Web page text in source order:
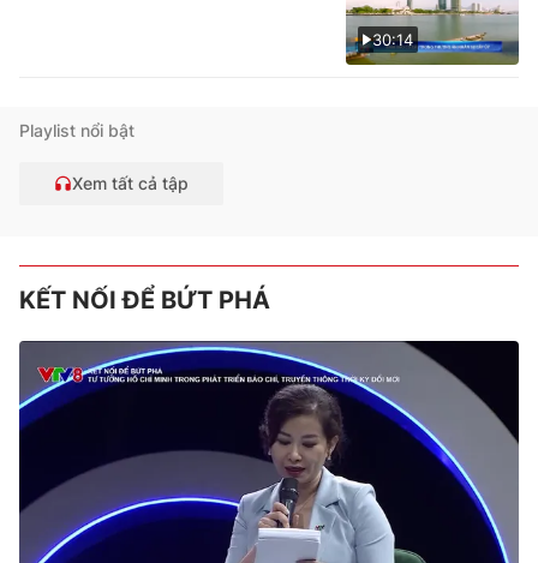
30:14
Playlist nổi bật
Xem tất cả tập
KẾT NỐI ĐỂ BỨT PHÁ